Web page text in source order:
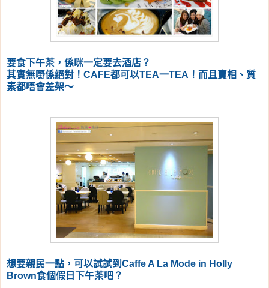
要食下午茶，係咪一定要去酒店？
其實無嘢係絕對！CAFE都可以TEA一TEA！而且賣相、質
素都唔會差架～
想要親民一點，可以試試到Caffe A La Mode in Holly
Brown食個假日下午茶吧？